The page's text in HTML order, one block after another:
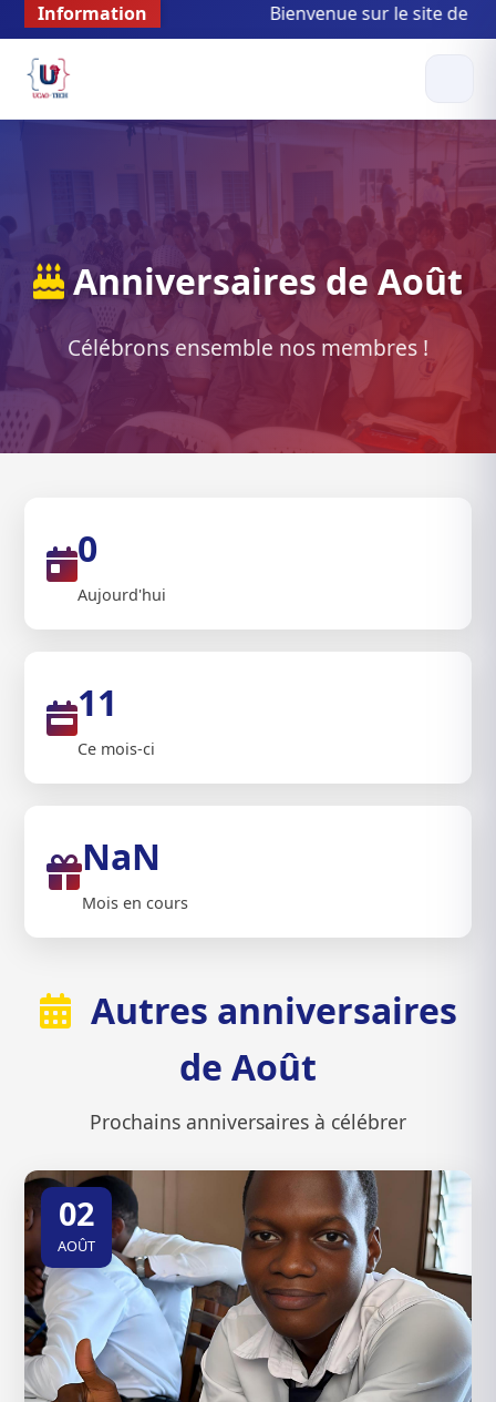
Information Bienvenue sur le site de
Anniversaires de Août
Célébrons ensemble nos membres !
0
Aujourd'hui
11
Ce mois-ci
NaN
Mois en cours
Autres anniversaires
de Août
Prochains anniversaires à célébrer
02
AOÛT